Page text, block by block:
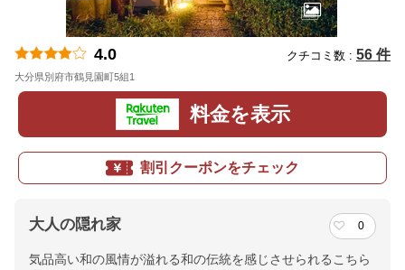
4.0 クチコミ数 : 56 件
大分県別府市鶴見園町5組1
料金を表示
割引クーポンをチェック
大人の隠れ家 0
気品高い和の風情が溢れる和の伝統を感じさせられるこちら